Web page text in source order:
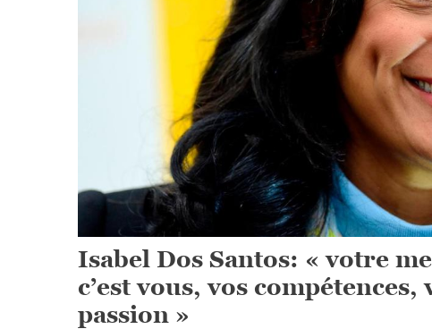
Isabel Dos Santos: « votre
c’est vous, vos
passion »